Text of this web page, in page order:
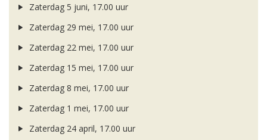
Zaterdag 5 juni, 17.00 uur
Zaterdag 29 mei, 17.00 uur
Zaterdag 22 mei, 17.00 uur
Zaterdag 15 mei, 17.00 uur
Zaterdag 8 mei, 17.00 uur
Zaterdag 1 mei, 17.00 uur
Zaterdag 24 april, 17.00 uur